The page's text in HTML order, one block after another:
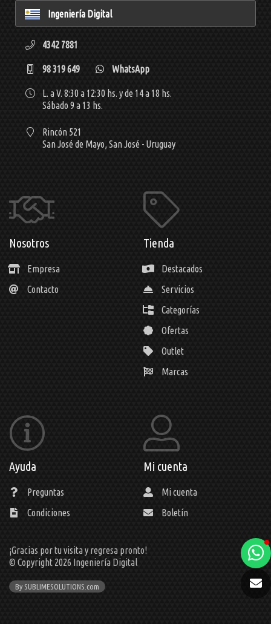
Ingeniería Digital
4342 7881
98 319 649 WhatsApp
L. a V. 8:30 a 12:30 hs. y de 14 a 18 hs.
Sábado 9 a 13 hs.
Rincón 521
San José de Mayo,San José - Uruguay
Nosotros
Empresa
Contacto
Tienda
Destacados
Servicios
Categorías
Ofertas
Outlet
Marcas
Ayuda
Preguntas
Condiciones
Mi cuenta
Mi cuenta
Boletín
¡Gracias por tu visita y regresa pronto!
© Copyright 2026 Ingeniería Digital
By SUBLIMESOLUTIONS.com